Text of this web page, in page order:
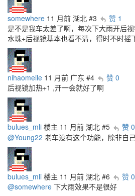
somewhere 11 月前 湖北 #3
赞 1
是不是我车太差了啊，每次下大雨开后
水珠+后视镜基本也看不清，得时不时摇
nihaomeile 11 月前 广东 #4
赞 0
后视镜加热+1 ,开一会就好了啊
bulues_mli 楼主 11 月前 湖北 #5
赞 0
@Young22 老车没有这个功能，除非自
bulues_mli 楼主 11 月前 湖北 #6
赞 0
@somewhere 下大雨效果不是很好